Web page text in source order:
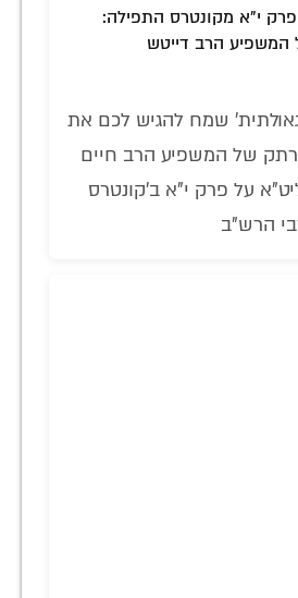
י"א מקונטרס התפילה:
המשפיע הרב דייטש
גאולתית' שמח להגיש לכם את
של המשפיע הרב חיים
על פרק י"א ב'קונטרס
הרש"ב